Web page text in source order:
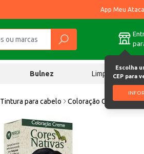
App Meu
Escolha
CEP para
Bulnez Limpeza
Tintura para cabelo Coloração Creme para